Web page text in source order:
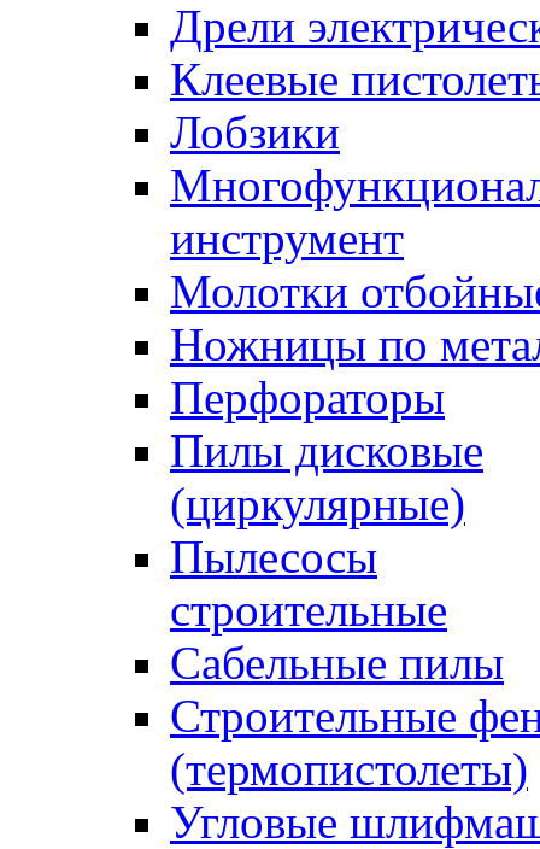
Дрели
Клеевые
Лобзики
инструмент
Молотки
Ножницы по
Перфораторы
Пилы дисковые
(циркулярные)
Пылесосы
строительные
Сабельные пилы
Строительные
(термопистолеты)
Угловые